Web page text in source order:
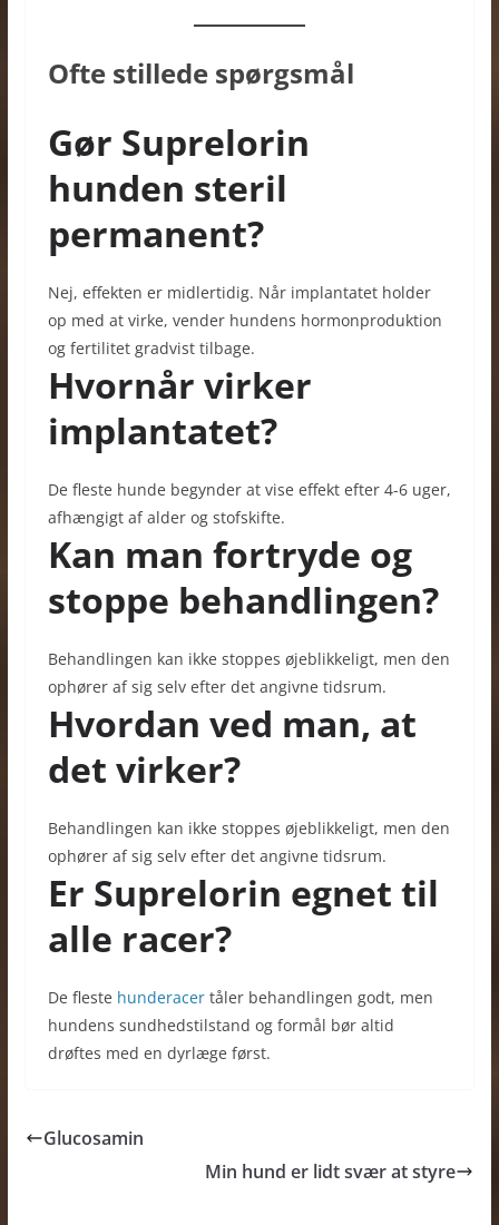
Ofte stillede spørgsmål
Gør Suprelorin
hunden steril
permanent?
Nej, effekten er midlertidig. Når implantatet holder
op med at virke, vender hundens hormonproduktion
og fertilitet gradvist tilbage.
Hvornår virker
implantatet?
De fleste hunde begynder at vise effekt efter 4-6 uger,
afhængigt af alder og stofskifte.
Kan man fortryde og
stoppe behandlingen?
Behandlingen kan ikke stoppes øjeblikkeligt, men den
ophører af sig selv efter det angivne tidsrum.
Hvordan ved man, at
det virker?
Behandlingen kan ikke stoppes øjeblikkeligt, men den
ophører af sig selv efter det angivne tidsrum.
Er Suprelorin egnet til
alle racer?
De fleste hunderacertåler behandlingen godt, men
hundens sundhedstilstand og formål bør altid
drøftes med en dyrlæge først.
Glucosamin
Min hund er lidt svær at styre